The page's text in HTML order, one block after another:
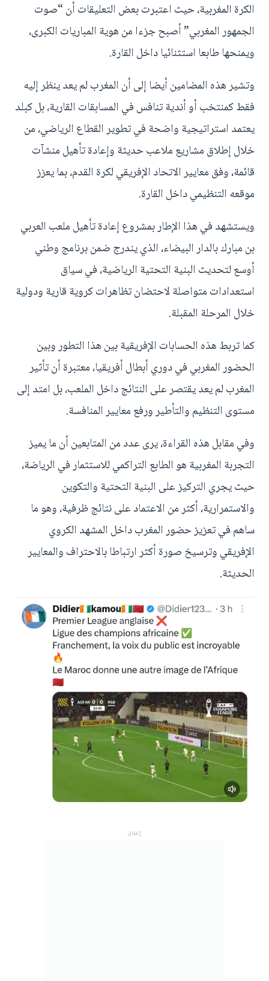
الكرة المغربية، حيث اعتبرت بعض التعليقات أن “صوت
الجمهور المغربي” أصبح جزءا من هوية المباريات الكبرى،
ويمنحها طابعا استثنائيا داخل القارة.
وتشير هذه المضامين أيضا إلى أن المغرب لم يعد ينظر إليه
فقط كمنتخب أو أندية تنافس في المسابقات القارية، بل كبلد
يعتمد استراتيجية واضحة في تطوير القطاع الرياضي، من
خلال إطلاق مشاريع ملاعب حديثة وإعادة تأهيل منشآت
قائمة، وفق معايير الاتحاد الإفريقي لكرة القدم، بما يعزز
موقعه التنظيمي داخل القارة.
ويستشهد في هذا الإطار بمشروع إعادة تأهيل ملعب العربي
بن مبارك بالدار البيضاء، الذي يندرج ضمن برنامج وطني
أوسع لتحديث البنية التحتية الرياضية، في سياق
استعدادات متواصلة لاحتضان تظاهرات كروية قارية ودولية
خلال المرحلة المقبلة.
كما تربط هذه الحسابات الإفريقية بين هذا التطور وبين
الحضور المغربي في دوري أبطال أفريقيا، معتبرة أن تأثير
المغرب لم يعد يقتصر على النتائج داخل الملعب، بل امتد إلى
مستوى التنظيم والتأطير ورفع معايير المنافسة.
وفي مقابل هذه القراءة، يرى عدد من المتابعين أن ما يميز
التجربة المغربية هو الطابع التراكمي للاستثمار في الرياضة،
حيث يجري التركيز على البنية التحتية والتكوين
والاستمرارية، أكثر من الاعتماد على نتائج ظرفية، وهو ما
ساهم في تعزيز حضور المغرب داخل المشهد الكروي
الإفريقي وترسيخ صورة أكثر ارتباطا بالاحتراف والمعايير
الحديثة.
إعلان